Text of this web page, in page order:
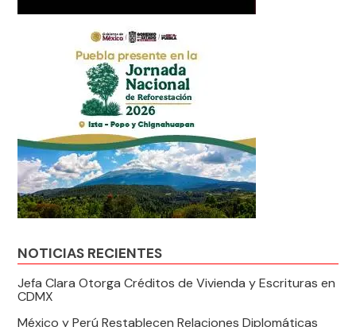
NOTICIAS RECIENTES
Jefa Clara Otorga Créditos de Vivienda y Escrituras en
CDMX
México y Perú Restablecen Relaciones Diplomáticas